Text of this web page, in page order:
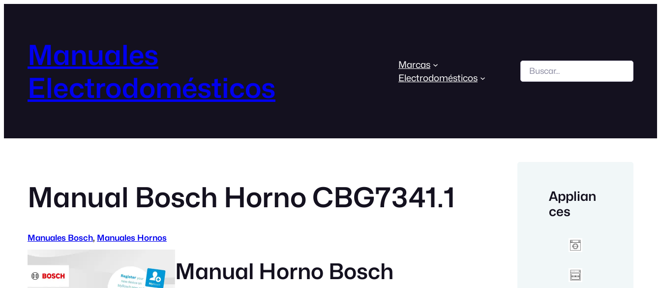
Manuales
Electrodomésticos
Marcas
Electrodomésticos
Search
Manual Bosch Horno CBG7341.1
Manuales Bosch, Manuales Hornos
Manual Horno Bosch
Applian
ces